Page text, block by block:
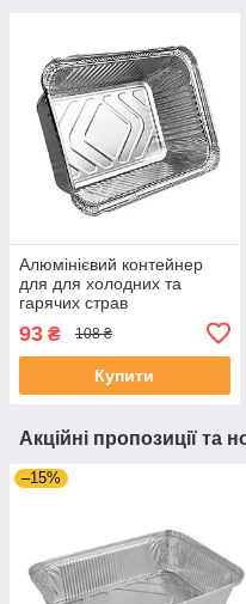
Алюмінієвий контейнер
для для холодних та
гарячих страв
(260х188х68) ( без
кришки) уп 10шт.
93 ₴ 108 ₴
Купити
Акційні пропозиції та
–15%